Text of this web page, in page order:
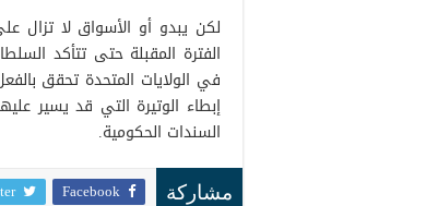
لكن يبدو أو الأسواق لا
الفترة المقبلة حتى تتأكد
في الولايات المتحدة تحقق
إبطاء الوتيرة التي قد يسير
السندات الحكومية.
مشاركة Facebook